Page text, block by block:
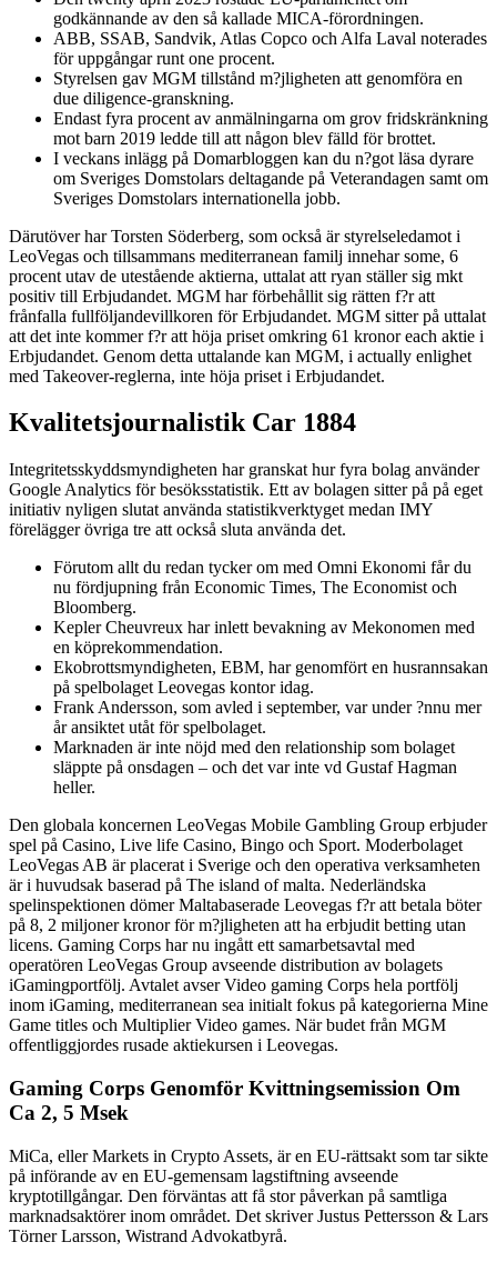
godkännande av den så kallade MICA-förordningen.
ABB, SSAB, Sandvik, Atlas Copco och Alfa Laval noterades
för uppgångar runt one procent.
Styrelsen gav MGM tillstånd m?jligheten att genomföra en
due diligence-granskning.
Endast fyra procent av anmälningarna om grov fridskränkning
mot barn 2019 ledde till att någon blev fälld för brottet.
I veckans inlägg på Domarbloggen kan du n?got läsa dyrare
om Sveriges Domstolars deltagande på Veterandagen samt om
Sveriges Domstolars internationella jobb.
Därutöver har Torsten Söderberg, som också är styrelseledamot i
LeoVegas och tillsammans mediterranean familj innehar some, 6
procent utav de utestående aktierna, uttalat att ryan ställer sig mkt
positiv till Erbjudandet. MGM har förbehållit sig rätten f?r att
frånfalla fullföljandevillkoren för Erbjudandet. MGM sitter på uttalat
att det inte kommer f?r att höja priset omkring 61 kronor each aktie i
Erbjudandet. Genom detta uttalande kan MGM, i actually enlighet
med Takeover-reglerna, inte höja priset i Erbjudandet.
Kvalitetsjournalistik Car 1884
Integritetsskyddsmyndigheten har granskat hur fyra bolag använder
Google Analytics för besöksstatistik. Ett av bolagen sitter på på eget
initiativ nyligen slutat använda statistikverktyget medan IMY
förelägger övriga tre att också sluta använda det.
Förutom allt du redan tycker om med Omni Ekonomi får du
nu fördjupning från Economic Times, The Economist och
Bloomberg.
Kepler Cheuvreux har inlett bevakning av Mekonomen med
en köprekommendation.
Ekobrottsmyndigheten, EBM, har genomfört en husrannsakan
på spelbolaget Leovegas kontor idag.
Frank Andersson, som avled i september, var under ?nnu mer
år ansiktet utåt för spelbolaget.
Marknaden är inte nöjd med den relationship som bolaget
släppte på onsdagen – och det var inte vd Gustaf Hagman
heller.
Den globala koncernen LeoVegas Mobile Gambling Group erbjuder
spel på Casino, Live life Casino, Bingo och Sport. Moderbolaget
LeoVegas AB är placerat i Sverige och den operativa verksamheten
är i huvudsak baserad på The island of malta. Nederländska
spelinspektionen dömer Maltabaserade Leovegas f?r att betala böter
på 8, 2 miljoner kronor för m?jligheten att ha erbjudit betting utan
licens. Gaming Corps har nu ingått ett samarbetsavtal med
operatören LeoVegas Group avseende distribution av bolagets
iGamingportfölj. Avtalet avser Video gaming Corps hela portfölj
inom iGaming, mediterranean sea initialt fokus på kategorierna Mine
Game titles och Multiplier Video games. När budet från MGM
offentliggjordes rusade aktiekursen i Leovegas.
Gaming Corps Genomför Kvittningsemission Om
Ca 2, 5 Msek
MiCa, eller Markets in Crypto Assets, är en EU-rättsakt som tar sikte
på införande av en EU-gemensam lagstiftning avseende
kryptotillgångar. Den förväntas att få stor påverkan på samtliga
marknadsaktörer inom området. Det skriver Justus Pettersson & Lars
Törner Larsson, Wistrand Advokatbyrå.